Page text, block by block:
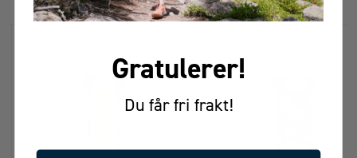
Gratulerer!
Du får fri frakt!